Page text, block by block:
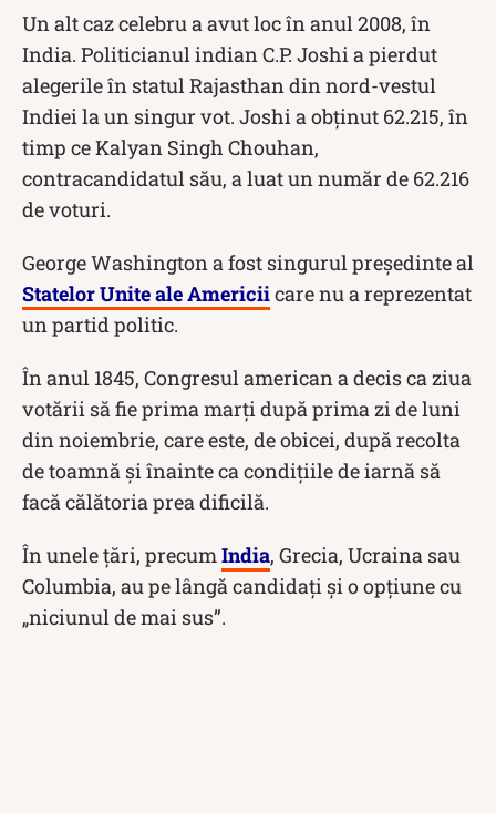
Un alt caz celebru a avut loc în anul 2008, în
India. Politicianul indian C.P. Joshi a pierdut
alegerile în statul Rajasthan din nord-vestul
Indiei la un singur vot. Joshi a obținut 62.215, în
timp ce Kalyan Singh Chouhan,
contracandidatul său, a luat un număr de 62.216
de voturi.
George Washington a fost singurul președinte al
Statelor Unite ale Americiicare nu a reprezentat
un partid politic.
În anul 1845, Congresul american a decis ca ziua
votării să fie prima marți după prima zi de luni
din noiembrie, care este, de obicei, după recolta
de toamnă și înainte ca condițiile de iarnă să
facă călătoria prea dificilă.
În unele ţări, precumIndia, Grecia, Ucraina sau
Columbia, au pe lângă candidaţi şi o opţiune cu
„niciunul de mai sus”.